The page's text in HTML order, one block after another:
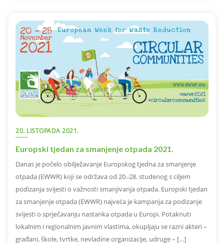
20. LISTOPADA 2021.
Europski tjedan za smanjenje otpada 2021.
Danas je počelo obilježavanje Europskog tjedna za smanjenje
otpada (EWWR) koji se održava od 20.-28. studenog s ciljem
podizanja svijesti o važnosti smanjivanja otpada. Europski tjedan
za smanjenje otpada (EWWR) najveća je kampanja za podizanje
svijesti o sprječavanju nastanka otpada u Europi. Potaknuti
lokalnim i regionalnim javnim vlastima, okupljaju se razni akteri –
građani, škole, tvrtke, nevladine organizacije, udruge – […]